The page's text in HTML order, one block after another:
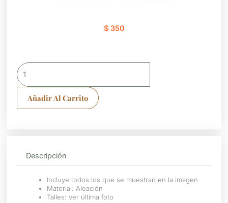
$350
Set
de
Añadir Al Carrito
Descripción
Incluye todos los que se muestran en la imagen
Material: Aleación
Talles: ver última foto